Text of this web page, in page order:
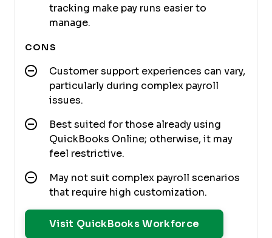
tracking make pay runs easier to
manage.
CONS
Customer support experiences can vary,
particularly during complex payroll
issues.
Best suited for those already using
QuickBooks Online; otherwise, it may
feel restrictive.
May not suit complex payroll scenarios
that require high customization.
Visit QuickBooks Workforce